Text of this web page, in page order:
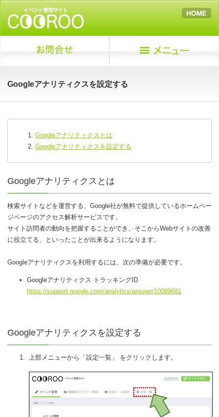
Googleアナリティクスを設定する
Googleアナリティクスとは
Googleアナリティクスを設定する
Googleアナリティクスとは
検索サイトなどを運営する、Google社が無料で提供しているホームペー
ジページのアクセス解析サービスです。
サイト訪問者の動向を把握することができ、そこからWebサイトの改善
に役立てる、といったことが出来るようになります。
Googleアナリティクスを利用するには、次の準備が必要です。
Googleアナリティクス トラッキングID
https://support.google.com/analytics/answer/10089681
Googleアナリティクスを設定する
上部メニューから「設定一覧」 をクリックします。